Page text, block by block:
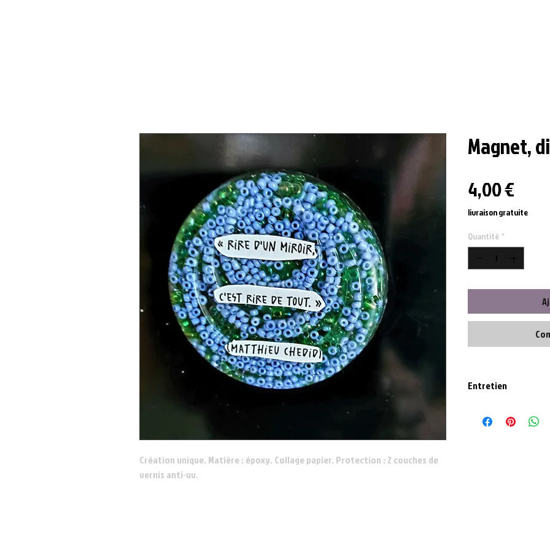
Création unique. Matière : époxy. Collage papier. Protection : 2 couches de
vernis anti-uv.
Magnet,
4,00 €
livraison gratuite
Quantité *
Entretien